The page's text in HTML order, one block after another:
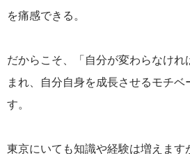
を痛感できる。
だからこそ、「自分が変わらなけれ
まれ、自分自身を成長させるモチ
す。
東京にいても知識や経験は増えます